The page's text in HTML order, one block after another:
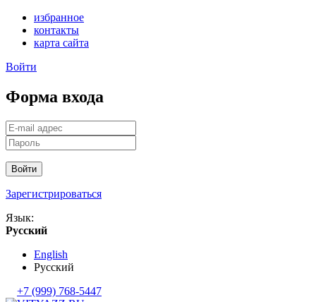
избранное
контакты
карта сайта
Войти
Форма входа
Войти
Зарегистрироваться
Язык:
Русский
English
Русский
+7 (999) 768-5447